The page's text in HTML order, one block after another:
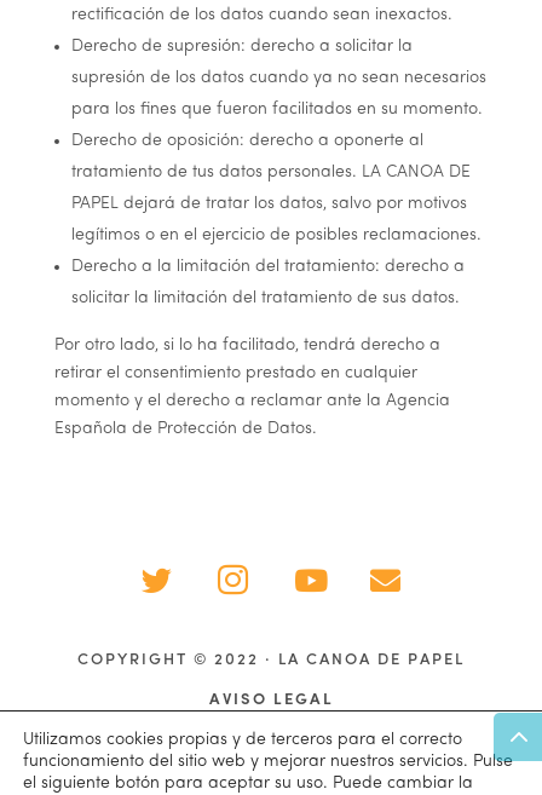
rectificación de los datos cuando sean inexactos.
Derecho de supresión: derecho a solicitar la
supresión de los datos cuando ya no sean necesarios
para los fines que fueron facilitados en su momento.
Derecho de oposición: derecho a oponerte al
tratamiento de tus datos personales. LA CANOA DE
PAPELdejará de tratar los datos, salvo por motivos
legítimos o en el ejercicio de posibles reclamaciones.
Derecho a la limitación del tratamiento: derecho a
solicitar la limitación del tratamiento de sus datos.
Por otro lado, si lo ha facilitado, tendrá derecho a
retirar el consentimiento prestado en cualquier
momento y el derecho a reclamar ante la Agencia
Española de Protección de Datos.
   
COPYRIGHT © 2022 · LA CANOA DE PAPEL
AVISO LEGAL
POLÍTICA DE COOKIES
PRIVACIDAD
Utilizamos cookies propias y de terceros para el correcto
funcionamiento del sitio web y mejorar nuestros servicios. Pulse
el siguiente botón para aceptar su uso. Puede cambiar la